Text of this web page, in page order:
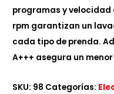
programas y velocidad
rpm garantizan un
cada tipo de prenda.
A+++ asegura un
SKU: 98 Categorías: